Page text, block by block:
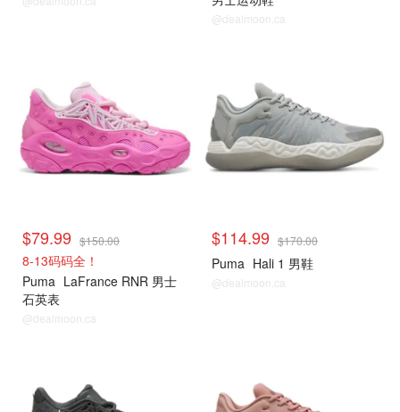
@dealmoon.ca
$79.99 $150.00
8-13码码全！
Puma LaFrance RNR 男士
石英表
@dealmoon.ca
$114.99 $170.00
Puma Hali 1 男鞋
@dealmoon.ca